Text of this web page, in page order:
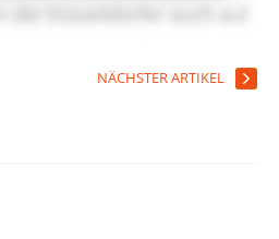
NÄCHSTER ARTIKEL